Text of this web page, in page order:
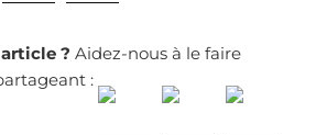
? Aidez-nous à le faire
: